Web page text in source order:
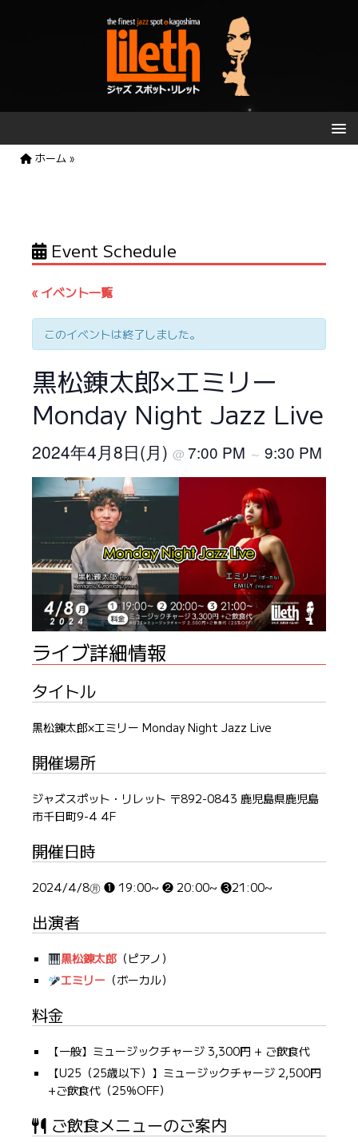
ホーム »
Event Schedule
« イベント一覧
このイベントは終了しました。
黒松錬太郎×エミリー
Monday Night Jazz Live
2024年4月8日(月) @ 7:00 PM ～ 9:30 PM
ライブ詳細情報
タイトル
黒松錬太郎×エミリー Monday Night Jazz Live
開催場所
ジャズスポット・リレット 〒892-0843 鹿児島県鹿児島
市千日町9-4 4F
開催日時
2024/4/8㊊ ❶ 19:00~ ❷ 20:00~ ❸21:00~
出演者
黒松錬太郎（ピアノ）
エミリー （ボーカル）
料金
【一般】ミュージックチャージ 3,300円 + ご飲食代
【U25（25歳以下）】ミュージックチャージ 2,500円
+ご飲食代（25%OFF）
ご飲食メニューのご案内